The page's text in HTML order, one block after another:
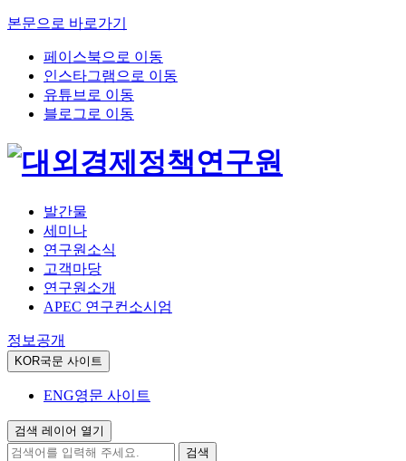
본문으로 바로가기
페이스북으로 이동
인스타그램으로 이동
유튜브로 이동
블로그로 이동
발간물
세미나
연구원소식
고객마당
연구원소개
APEC 연구컨소시엄
정보공개
KOR국문 사이트
ENG영문 사이트
검색 레이어 열기
검색